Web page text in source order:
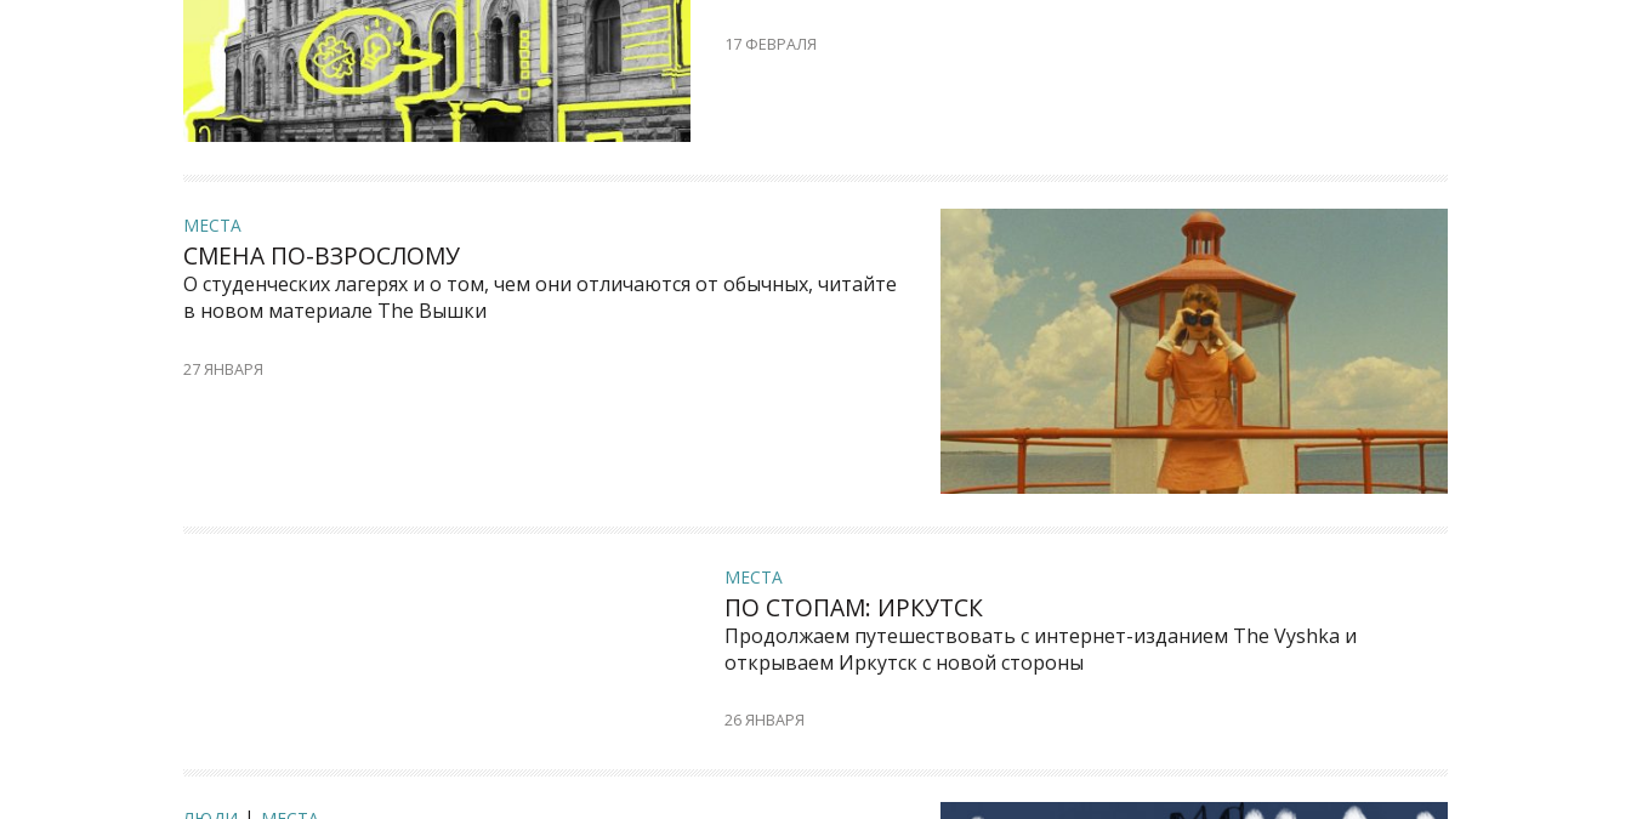
17 ФЕВРАЛЯ
МЕСТА
СМЕНА ПО-ВЗРОСЛОМУ
О студенческих лагерях и о том, чем они отличаются от обычных, читайте
в новом материале The Вышки
27 ЯНВАРЯ
МЕСТА
ПО СТОПАМ: ИРКУТСК
Продолжаем путешествовать с интернет-изданием The Vyshka и
открываем Иркутск с новой стороны
26 ЯНВАРЯ